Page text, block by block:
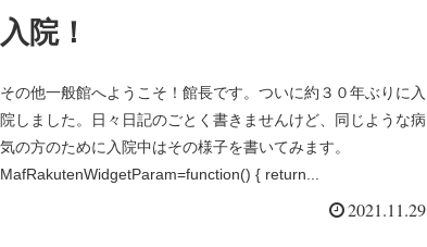
入院！
その他一般館へようこそ！館長です。ついに約３０年ぶりに入
院しました。日々日記のごとく書きませんけど、同じような病
気の方のために入院中はその様子を書いてみます。
MafRakutenWidgetParam=function() { return...
2021.11.29